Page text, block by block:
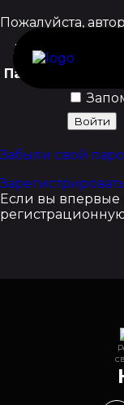
Пожалуйста,
Логин:
Пароль:
Забыли свой
Если вы впервые